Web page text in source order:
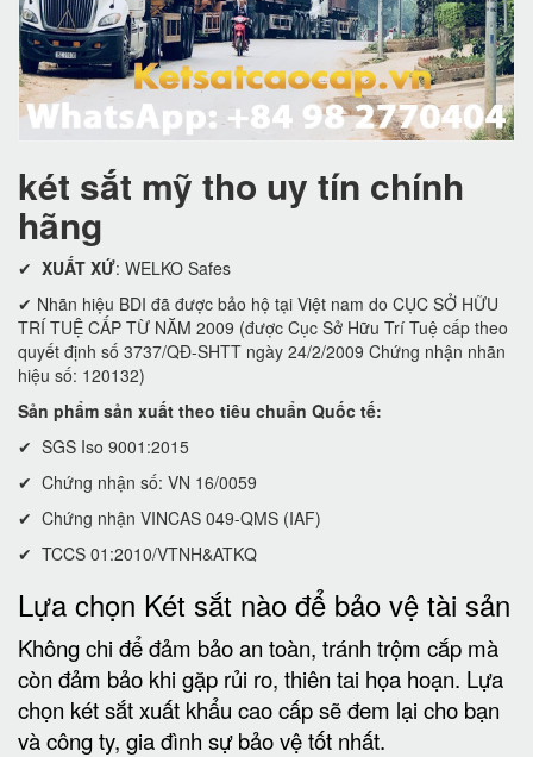
két sắt mỹ tho uy tín chính
hãng
✔ XUẤT XỨ: WELKO Safes
✔ Nhãn hiệu BDI đã được bảo hộ tại Việt nam do CỤC SỞ HỮU
TRÍ TUỆ CẤP TỪ NĂM 2009 (được Cục Sở Hữu Trí Tuệ cấp theo
quyết định số 3737/QĐ-SHTT ngày 24/2/2009 Chứng nhận nhãn
hiệu số: 120132)
Sản phẩm sản xuất theo tiêu chuẩn Quốc tế:
✔ SGS Iso 9001:2015
✔ Chứng nhận số: VN 16/0059
✔ Chứng nhận VINCAS 049-QMS (IAF)
✔ TCCS 01:2010/VTNH&ATKQ
Lựa chọn Két sắt nào để bảo vệ tài sản
Không chi để đảm bảo an toàn, tránh trộm cắp mà
còn đảm bảo khi gặp rủi ro, thiên tai họa hoạn. Lựa
chọn két sắt xuất khẩu cao cấp sẽ đem lại cho bạn
và công ty, gia đình sự bảo vệ tốt nhất.